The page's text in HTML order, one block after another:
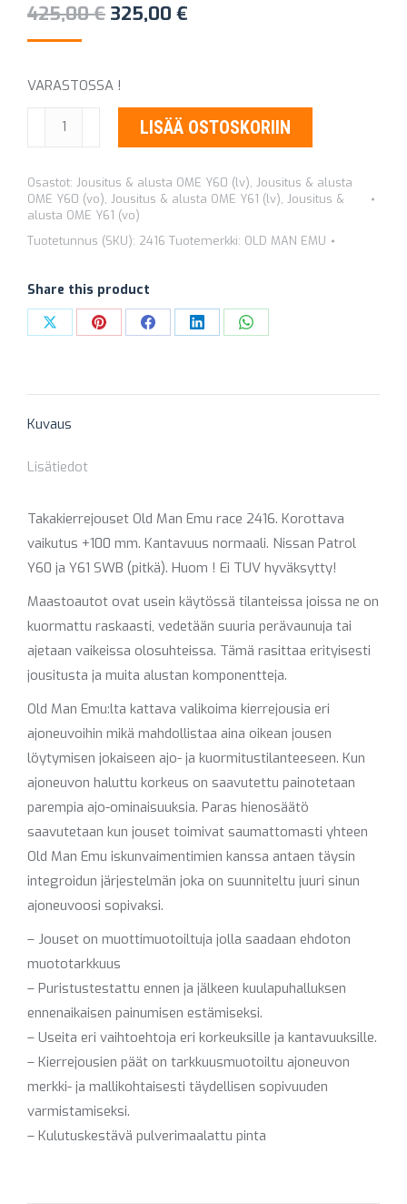
425,00€ Alkuperäinen
425,00 €.
325,00 €
VARASTOSSA !
KIERREJOUSET
OLD
EMU
2416
+100
RACE
määrä
LISÄÄ OSTOSKORIIN
Osastot: Jousitus & alusta OME Y60 (lv), Jousitus & alusta
OME Y60 (vo), Jousitus & alusta OME Y61 (lv), Jousitus &
alusta OME Y61 (vo)
Tuotetunnus (SKU): 2416 Tuotemerkki: OLD MAN EMU
Share this product
Share Share Share Share Share
Kuvaus
Lisätiedot
Takakierrejouset Old Man Emu race 2416. Korottava
vaikutus +100 mm. Kantavuus normaali. Nissan Patrol
Y60 ja Y61 SWB (pitkä). Huom ! Ei TUV hyväksytty!
Maastoautot ovat usein käytössä tilanteissa joissa ne on
kuormattu raskaasti, vedetään suuria perävaunuja tai
ajetaan vaikeissa olosuhteissa. Tämä rasittaa erityisesti
jousitusta ja muita alustan komponentteja.
Old Man Emu:lta kattava valikoima kierrejousia eri
ajoneuvoihin mikä mahdollistaa aina oikean jousen
löytymisen jokaiseen ajo- ja kuormitustilanteeseen. Kun
ajoneuvon haluttu korkeus on saavutettu painotetaan
parempia ajo-ominaisuuksia. Paras hienosäätö
saavutetaan kun jouset toimivat saumattomasti yhteen
Old Man Emu iskunvaimentimien kanssa antaen täysin
integroidun järjestelmän joka on suunniteltu juuri sinun
ajoneuvoosi sopivaksi.
– Jouset on muottimuotoiltuja jolla saadaan ehdoton
muototarkkuus
– Puristustestattu ennen ja jälkeen kuulapuhalluksen
ennenaikaisen painumisen estämiseksi.
– Useita eri vaihtoehtoja eri korkeuksille ja kantavuuksille.
– Kierrejousien päät on tarkkuusmuotoiltu ajoneuvon
merkki- ja mallikohtaisesti täydellisen sopivuuden
varmistamiseksi.
– Kulutuskestävä pulverimaalattu pinta